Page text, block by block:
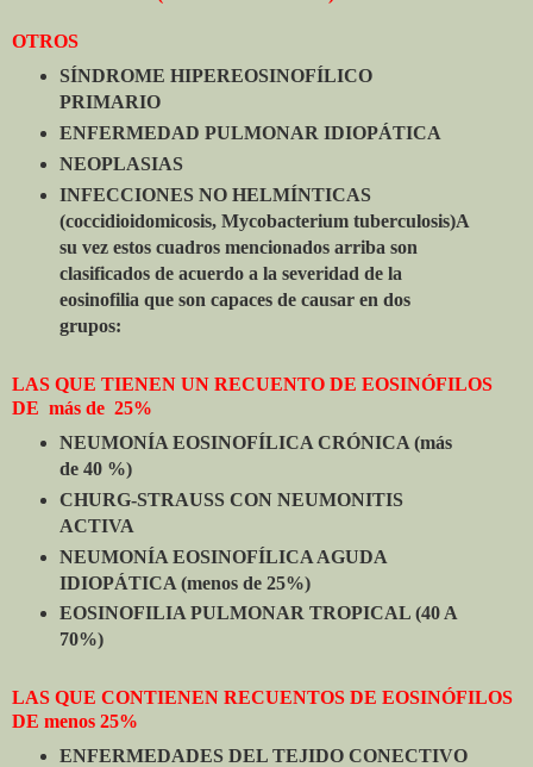
OTROS
SÍNDROME HIPEREOSINOFÍLICO
PRIMARIO
ENFERMEDAD PULMONAR IDIOPÁTICA
NEOPLASIAS
INFECCIONES NO HELMÍNTICAS
(coccidioidomicosis, Mycobacterium tuberculosis)A
su vez estos cuadros mencionados arriba son
clasificados de acuerdo a la severidad de la
eosinofilia que son capaces de causar en dos
grupos:
LAS QUE TIENEN UN RECUENTO DE EOSINÓFILOS
DE más de 25%
NEUMONÍA EOSINOFÍLICA CRÓNICA (más
de 40 %)
CHURG-STRAUSS CON NEUMONITIS
ACTIVA
NEUMONÍA EOSINOFÍLICA AGUDA
IDIOPÁTICA (menos de 25%)
EOSINOFILIA PULMONAR TROPICAL (40 A
70%)
LAS QUE CONTIENEN RECUENTOS DE EOSINÓFILOS
DE menos 25%
ENFERMEDADES DEL TEJIDO CONECTIVO